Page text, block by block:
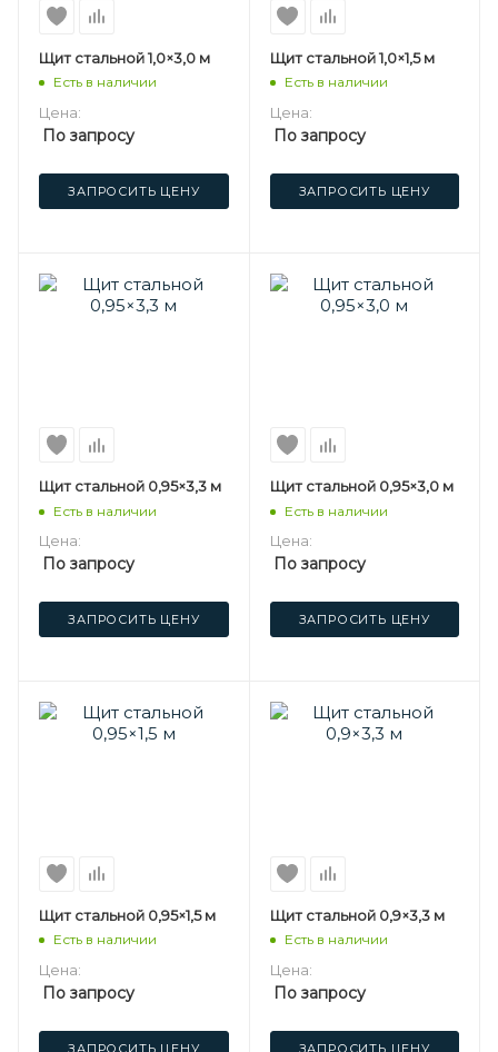
Щит стальной 1,0×3,0 м
Есть в наличии
Цена:
По запросу
ЗАПРОСИТЬ ЦЕНУ
Щит стальной 1,0×1,5 м
Есть в наличии
Цена:
По запросу
ЗАПРОСИТЬ ЦЕНУ
Щит стальной 0,95×3,3 м
Есть в наличии
Цена:
По запросу
ЗАПРОСИТЬ ЦЕНУ
Щит стальной 0,95×3,0 м
Есть в наличии
Цена:
По запросу
ЗАПРОСИТЬ ЦЕНУ
Щит стальной 0,95×1,5 м
Есть в наличии
Цена:
По запросу
ЗАПРОСИТЬ ЦЕНУ
Щит стальной 0,9×3,3 м
Есть в наличии
Цена:
По запросу
ЗАПРОСИТЬ ЦЕНУ